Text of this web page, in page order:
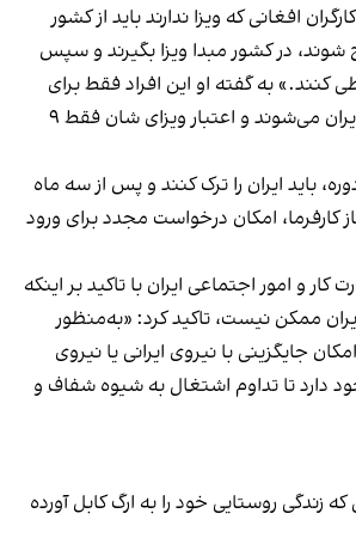
افغانی که ویزا ندارند باید از کشور
شوند، در کشور مبدا ویزا بگیرند ‌و سپس
کنند.» به گفته او این افراد فقط برای
اشتغال موقت وارد ایران می‌شوند و اعتبار ویزای شان فقط ۹
باید ایران را ترک کنند و پس از سه ماه
کارفرما، امکان درخواست مجدد برای ورود
کار و امور اجتماعی ایران با تاکید بر اینکه
ممکن نیست، تاکید کرد: «به‌منظور
جایگزینی با نیروی ایرانی یا نیروی
دارد تا تداوم اشتغال به شیوه شفاف و